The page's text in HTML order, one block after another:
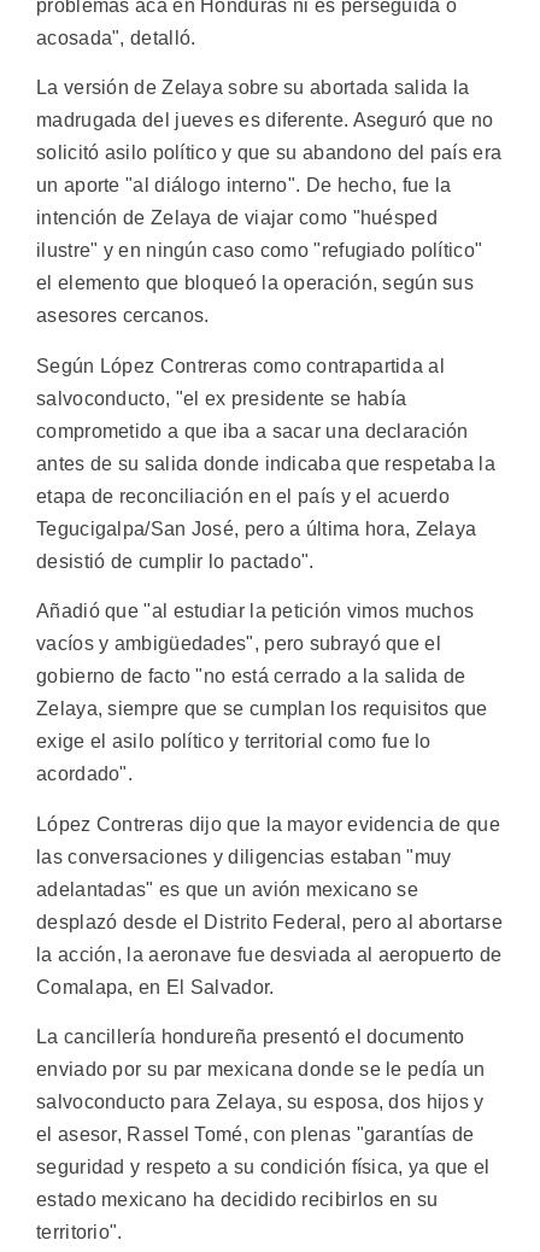
problemas acá en Honduras ni es perseguida o
acosada", detalló.
La versión de Zelaya sobre su abortada salida la
madrugada del jueves es diferente. Aseguró que no
solicitó asilo político y que su abandono del país era
un aporte "al diálogo interno". De hecho, fue la
intención de Zelaya de viajar como "huésped
ilustre" y en ningún caso como "refugiado político"
el elemento que bloqueó la operación, según sus
asesores cercanos.
Según López Contreras como contrapartida al
salvoconducto, "el ex presidente se había
comprometido a que iba a sacar una declaración
antes de su salida donde indicaba que respetaba la
etapa de reconciliación en el país y el acuerdo
Tegucigalpa/San José, pero a última hora, Zelaya
desistió de cumplir lo pactado".
Añadió que "al estudiar la petición vimos muchos
vacíos y ambigüedades", pero subrayó que el
gobierno de facto "no está cerrado a la salida de
Zelaya, siempre que se cumplan los requisitos que
exige el asilo político y territorial como fue lo
acordado".
López Contreras dijo que la mayor evidencia de que
las conversaciones y diligencias estaban "muy
adelantadas" es que un avión mexicano se
desplazó desde el Distrito Federal, pero al abortarse
la acción, la aeronave fue desviada al aeropuerto de
Comalapa, en El Salvador.
La cancillería hondureña presentó el documento
enviado por su par mexicana donde se le pedía un
salvoconducto para Zelaya, su esposa, dos hijos y
el asesor, Rassel Tomé, con plenas "garantías de
seguridad y respeto a su condición física, ya que el
estado mexicano ha decidido recibirlos en su
territorio".